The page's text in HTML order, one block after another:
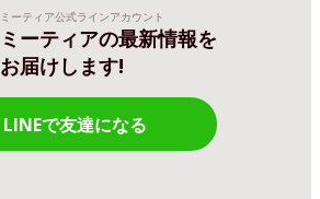
ミーティア公式ラインアカウント
ミーティアの最新情報を
お届けします!
LINEで友達になる